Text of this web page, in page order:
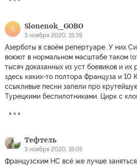
S Slonenok_GOBO
3 ноября 2020, 15:39
Азерботы в своём репертуаре. У них
воюют в нормальном масштабе таком
тысяч доказанных из уст боевиков и
здесь каких-то полтора Француза и 10
ссыкливые песни запели про
Турецкими беспилотниками. Цирк с
Тефтель
3 ноября 2020, 16:05
Французским НС всё же лучше